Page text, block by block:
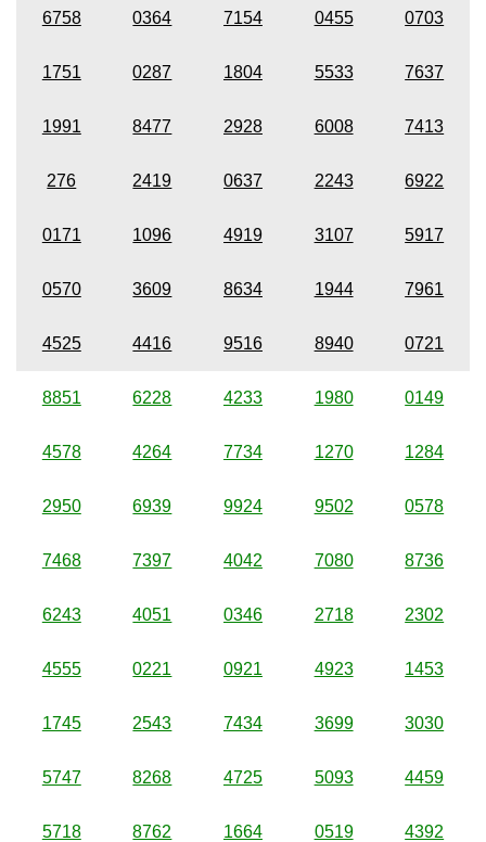
6758 0364 7154 0455 0703
1751 0287 1804 5533 7637
1991 8477 2928 6008 7413
276 2419 0637 2243 6922
0171 1096 4919 3107 5917
0570 3609 8634 1944 7961
4525 4416 9516 8940 0721
8851 6228 4233 1980 0149
4578 4264 7734 1270 1284
2950 6939 9924 9502 0578
7468 7397 4042 7080 8736
6243 4051 0346 2718 2302
4555 0221 0921 4923 1453
1745 2543 7434 3699 3030
5747 8268 4725 5093 4459
5718 8762 1664 0519 4392